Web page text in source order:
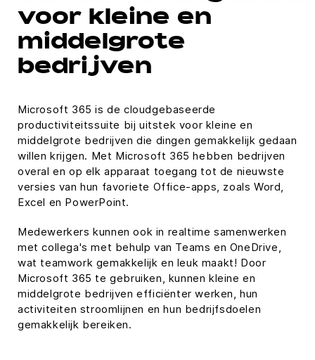
voor kleine en
middelgrote
bedrijven
Microsoft 365 is de cloudgebaseerde
productiviteitssuite bij uitstek voor kleine en
middelgrote bedrijven die dingen gemakkelijk gedaan
willen krijgen. Met Microsoft 365 hebben bedrijven
overal en op elk apparaat toegang tot de nieuwste
versies van hun favoriete Office-apps, zoals Word,
Excel en PowerPoint.
Medewerkers kunnen ook in realtime samenwerken
met collega's met behulp van Teams en OneDrive,
wat teamwork gemakkelijk en leuk maakt! Door
Microsoft 365 te gebruiken, kunnen kleine en
middelgrote bedrijven efficiënter werken, hun
activiteiten stroomlijnen en hun bedrijfsdoelen
gemakkelijk bereiken.